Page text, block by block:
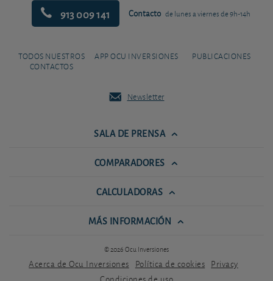
913 009 141 Contacto de lunes a viernes de 9h-14h
TODOS NUESTROS
CONTACTOS
APP OCU INVERSIONES PUBLICACIONES
Newsletter
SALA DE PRENSA
COMPARADORES
CALCULADORAS
MÁS INFORMACIÓN
© 2026 Ocu Inversiones
Acerca de Ocu Inversiones Política de cookies Privacy